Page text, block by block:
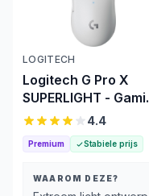
LOGITECH
Logitech G Pro X
SUPERLIGHT -
Muis
4.4
Premium Stabiele prijs
WAAROM DEZE?